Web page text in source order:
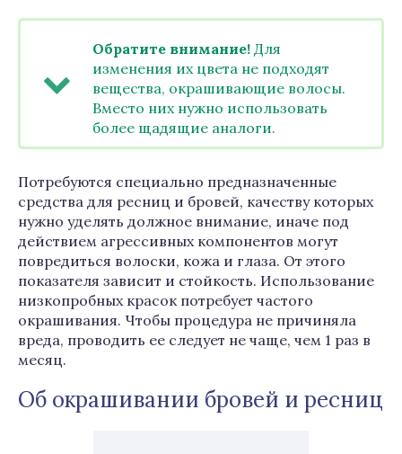
Обратите внимание! Для
изменения их цвета не подходят
вещества, окрашивающие волосы.
Вместо них нужно использовать
более щадящие аналоги.
Потребуются специально предназначенные
средства для ресниц и бровей, качеству которых
нужно уделять должное внимание, иначе под
действием агрессивных компонентов могут
повредиться волоски, кожа и глаза. От этого
показателя зависит и стойкость. Использование
низкопробных красок потребует частого
окрашивания. Чтобы процедура не причиняла
вреда, проводить ее следует не чаще, чем 1 раз в
месяц.
Об окрашивании бровей и ресниц